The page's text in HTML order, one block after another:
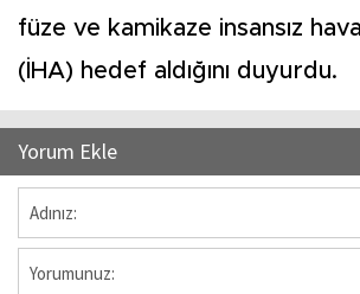
füze ve kamikaze insansız
(İHA) hedef aldığını duyurdu.
Yorum Ekle